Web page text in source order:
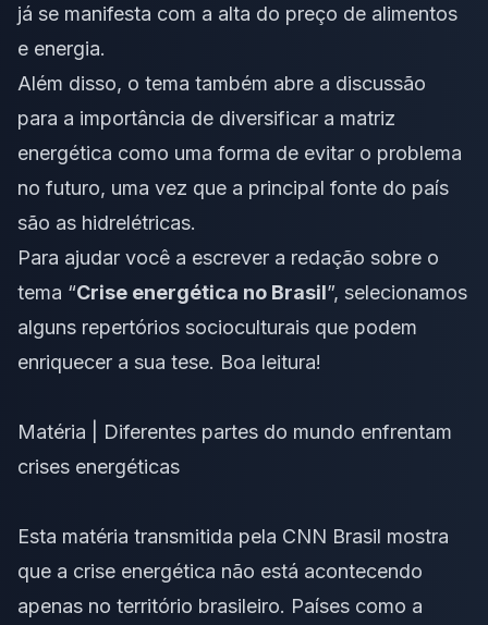
já se manifesta com a alta do preço de alimentos
e energia.
Além disso, o tema também abre a discussão
para a importância de diversificar a matriz
energética como uma forma de evitar o problema
no futuro, uma vez que a principal fonte do país
são as hidrelétricas.
Para ajudar você a escrever a redação sobre o
tema “Crise energética no Brasil”, selecionamos
alguns repertórios socioculturais que podem
enriquecer a sua tese. Boa leitura!
Matéria | Diferentes partes do mundo enfrentam
crises energéticas
Esta matéria transmitida pela CNN Brasil mostra
que a crise energética não está acontecendo
apenas no território brasileiro. Países como a